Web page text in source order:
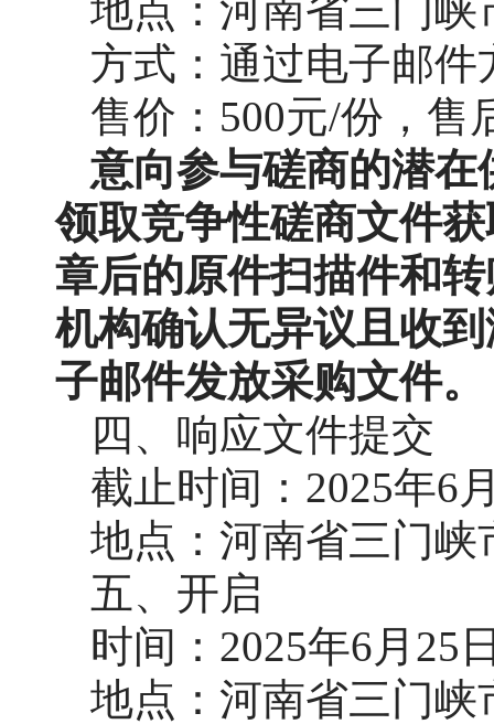
地点：河南省三门
方式：通过电子邮
售价： 500元/份，售
意向参与磋商的潜
领取竞争性磋商文件
章后的原件扫描件和
机构确认无异议且收
子邮件发放采购文件。
四、响应文件提交
截止时间： 2025年6
地点：河南省三门
五、开启
时间： 2025年6月25
地点：河南省三门